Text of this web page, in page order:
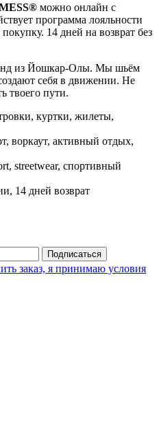
можно онлайн с
программа лояльности
14 дней на возврат без
из Йошкар-Олы. Мы шьём
себя в движении. Не
твоего пути.
куртки, жилеты,
воркаут, активный отдых,
streetwear, спортивный
14 дней возврат
Подписаться
заказ, я принимаю условия